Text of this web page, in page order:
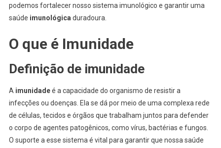
podemos fortalecer nosso sistema imunológico e garantir uma
saúde imunológica duradoura.
O que é Imunidade
Definição de imunidade
A imunidadeé a capacidade do organismo de resistir a
infecções ou doenças. Ela se dá por meio de uma complexa rede
de células, tecidos e órgãos que trabalham juntos para defender
o corpo de agentes patogênicos, como vírus, bactérias e fungos.
O suporte a esse sistema é vital para garantir que nossa saúde